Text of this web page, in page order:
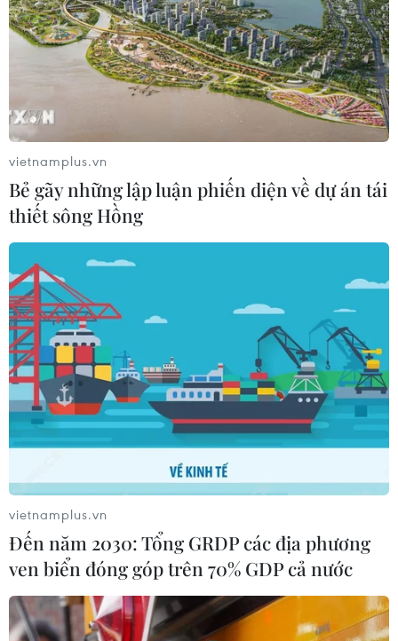
vietnamplus.vn
Bẻ gãy những lập luận phiến diện về dự án tái
thiết sông Hồng
vietnamplus.vn
Đến năm 2030: Tổng GRDP các địa phương
ven biển đóng góp trên 70% GDP cả nước